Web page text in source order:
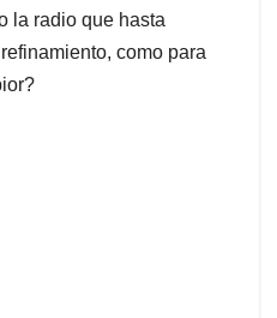
la radio que hasta
como para